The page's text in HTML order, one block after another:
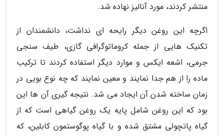
منتشر کردند، مورد آنالیز نهاده شد.
اگرچه این روغن دیگر رایحه ای نداشت، دانشمندان از
تکنیک هایی از جمله کروماتوگرافی گازی، طیف سنجی
جرمی، اشعه ایکس و موارد دیگر استفاده کردند تا ترکیب
ماده را از هم جدا نمایند و معین نمایند که چه نوع بویی در
زمان ساخته شدن آن ایجاد می شد. نتیجه گیری آن ها این
بود که این روغن شامل پایه یک روغن گیاهی است که از
گیاه پاتچولی مشتق شده و با گیاه پوگوستمون کابلین، که